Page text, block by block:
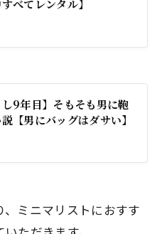
べてレンタル】
し9年目】そもそも男に鞄
【男にバッグはダサい】
ミニマリストにおすす